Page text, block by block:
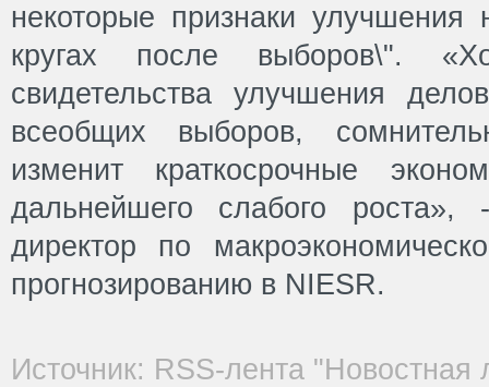
некоторые признаки улучшения
кругах после выборов\".
свидетельства улучшения
всеобщих выборов,
изменит краткосрочные
дальнейшего слабого
директор по
прогнозированию в NIESR.
Источник: RSS-лента "Новостная